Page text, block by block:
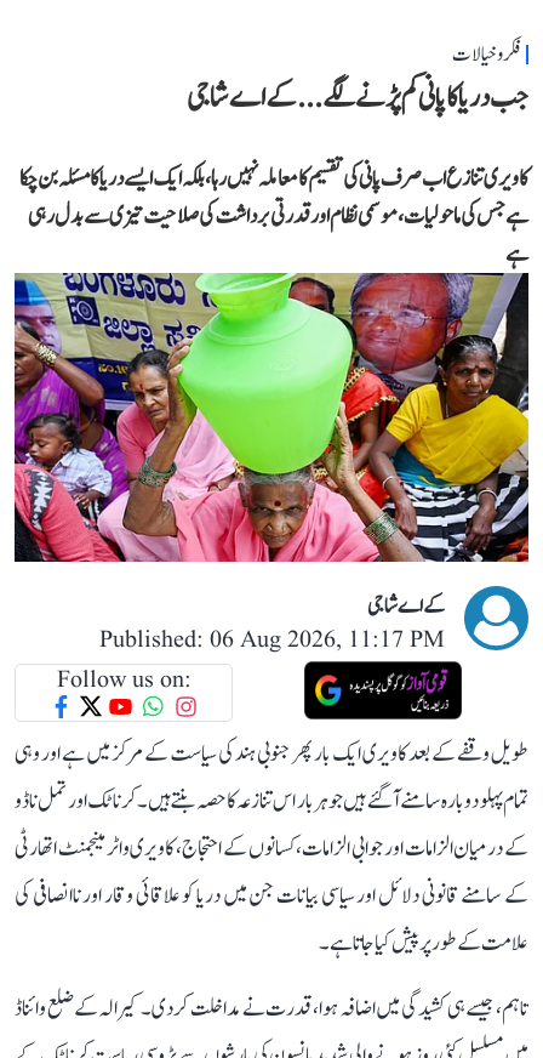
فکر و خیالات
جب دریا کا پانی کم پڑنے لگے...کے اے شاجی
کاویری تنازع اب صرف پانی کی تقسیم کا معاملہ نہیں رہا، بلکہ ایک ایسے دریا کا مسئلہ بن چکا
ہے جس کی ماحولیات، موسمی نظام اور قدرتی برداشت کی صلاحیت تیزی سے بدل رہی
ہے
کے اے شاجی
Published: 06 Aug 2026, 11:17 PM
Follow us on:
طویل وقفے کے بعد کاویری ایک بار پھر جنوبی ہند کی سیاست کے مرکز میں ہے اور وہی
تمام پہلو دوبارہ سامنے آ گئے ہیں جو ہر بار اس تنازعہ کا حصہ بنتے ہیں۔ کرناٹک اور تمل ناڈو
کے درمیان الزامات اور جوابی الزامات، کسانوں کے احتجاج، کاویری واٹر مینجمنٹ اتھارٹی
کے سامنے قانونی دلائل اور سیاسی بیانات جن میں دریا کو علاقائی وقار اور ناانصافی کی
علامت کے طور پر پیش کیا جاتا ہے۔
تاہم، جیسے ہی کشیدگی میں اضافہ ہوا، قدرت نے مداخلت کر دی۔ کیرالہ کے ضلع وائناڈ